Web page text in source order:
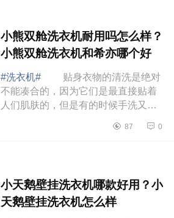
小熊双舱洗衣机耐用吗怎么样？
小熊双舱洗衣机和希亦哪个好
#洗衣机#
贴身衣物的清洗是绝对
不能凑合的，因为它们是最直接贴着
人们肌肤的，但是有的时候手洗又不
台内衣洗衣机就真的非常重要了，下
87 0
小天鹅壁挂洗衣机哪款好用？小
天鹅壁挂洗衣机怎么样